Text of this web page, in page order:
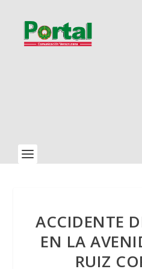
ACCIDENTE
EN LA
RUIZ